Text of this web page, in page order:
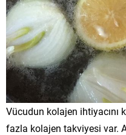
Vücudun kolajen ihtiyacını
fazla kolajen takviyesi var.